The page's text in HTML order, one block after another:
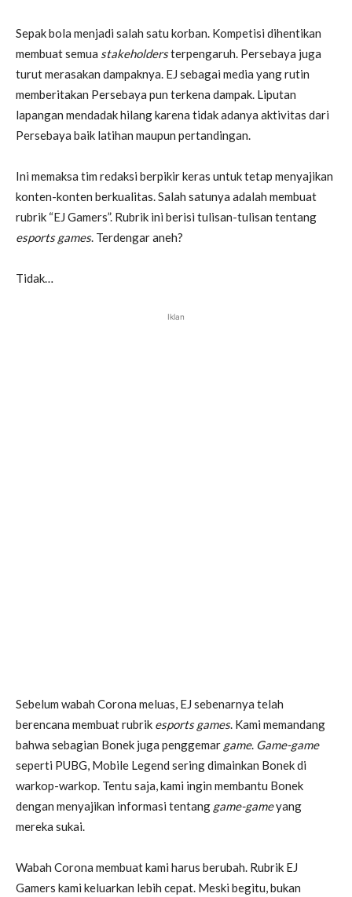
Sepak bola menjadi salah satu korban. Kompetisi dihentikan
membuat semua stakeholdersterpengaruh. Persebaya juga
turut merasakan dampaknya. EJ sebagai media yang rutin
memberitakan Persebaya pun terkena dampak. Liputan
lapangan mendadak hilang karena tidak adanya aktivitas dari
Persebaya baik latihan maupun pertandingan.
Ini memaksa tim redaksi berpikir keras untuk tetap menyajikan
konten-konten berkualitas. Salah satunya adalah membuat
rubrik “EJ Gamers”. Rubrik ini berisi tulisan-tulisan tentang
esports games. Terdengar aneh?
Tidak…
Iklan
Sebelum wabah Corona meluas, EJ sebenarnya telah
berencana membuat rubrik esports games. Kami memandang
bahwa sebagian Bonek juga penggemar game. Game-game
seperti PUBG, Mobile Legend sering dimainkan Bonek di
warkop-warkop. Tentu saja, kami ingin membantu Bonek
dengan menyajikan informasi tentang game-gameyang
mereka sukai.
Wabah Corona membuat kami harus berubah. Rubrik EJ
Gamers kami keluarkan lebih cepat. Meski begitu, bukan